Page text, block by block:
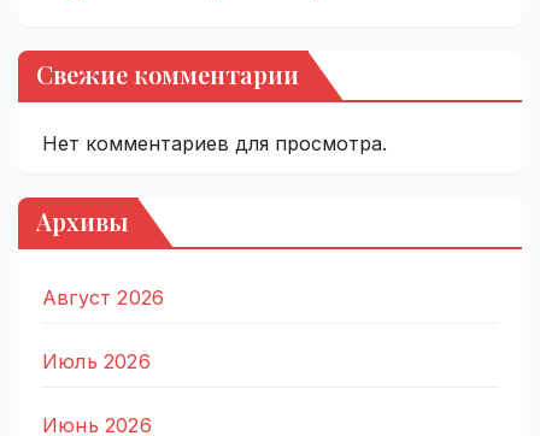
Свежие комментарии
Нет комментариев для просмотра.
Архивы
Август 2026
Июль 2026
Июнь 2026